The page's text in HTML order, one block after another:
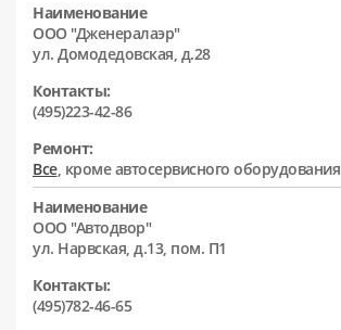
Наименование
ООО "Дженералаэр"
ул. Домодедовская, д.28
Контакты:
(495)223-42-86
Ремонт:
Все, кроме автосервисного оборудования
Наименование
ООО "Автодвор"
ул. Нарвская, д.13, пом. П1
Контакты:
(495)782-46-65